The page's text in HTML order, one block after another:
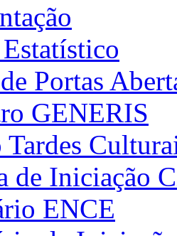
Portas
GENERIS
Tardes
de Iniciação
ENCE